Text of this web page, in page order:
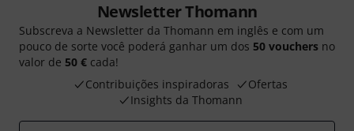
Newsletter Thomann
Subscreva a Newsletter da Thomann em inglês e com um
pouco de sorte você poderá ganhar um dos 50 vouchers no
valor de 50 € cada!
Contribuições inspiradoras
Ofertas
Insights da Thomann